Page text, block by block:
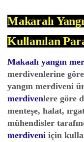
Makaralı
Kullanılan
Makaalı yangın
merdivenlerine
yangın merdiveni
merdivenlere göre
menteşe, halat,
mühendisler
merdiveni için